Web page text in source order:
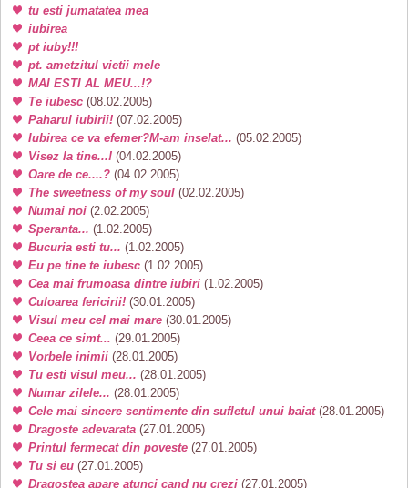
tu esti jumatatea mea
iubirea
pt iuby!!!
pt. ametzitul vietii mele
MAI ESTI AL MEU...!?
Te iubesc (08.02.2005)
Paharul iubirii! (07.02.2005)
Iubirea ce va efemer?M-am inselat... (05.02.2005)
Visez la tine...! (04.02.2005)
Oare de ce....? (04.02.2005)
The sweetness of my soul (02.02.2005)
Numai noi (2.02.2005)
Speranta... (1.02.2005)
Bucuria esti tu... (1.02.2005)
Eu pe tine te iubesc (1.02.2005)
Cea mai frumoasa dintre iubiri (1.02.2005)
Culoarea fericirii! (30.01.2005)
Visul meu cel mai mare (30.01.2005)
Ceea ce simt... (29.01.2005)
Vorbele inimii (28.01.2005)
Tu esti visul meu... (28.01.2005)
Numar zilele... (28.01.2005)
Cele mai sincere sentimente din sufletul unui baiat(28.01.2005)
Dragoste adevarata (27.01.2005)
Printul fermecat din poveste (27.01.2005)
Tu si eu (27.01.2005)
Dragostea apare atunci cand nu crezi (27.01.2005)